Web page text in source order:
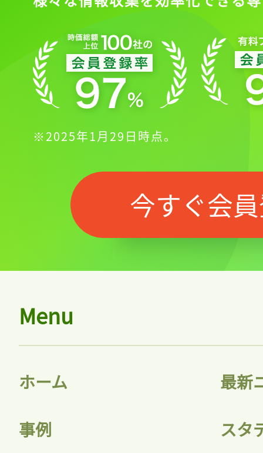
記事をお気に入りに
会員登録
※2025年1月29日時点。
今すぐ会
Menu
ホーム 最新
事例 スタ